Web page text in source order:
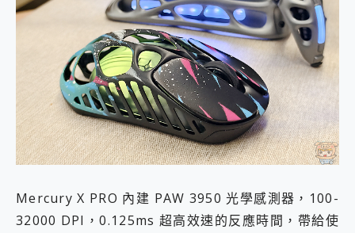
Mercury X PRO 內建 PAW 3950 光學感測器，100-
32000 DPI，0.125ms 超高效速的反應時間，帶給使